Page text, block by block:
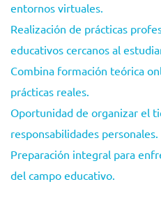
entornos virtuales.
Realización de prácticas
educativos cercanos al
Combina formación teórica
prácticas reales.
Oportunidad de organizar el
responsabilidades personales.
Preparación integral para
del campo educativo.